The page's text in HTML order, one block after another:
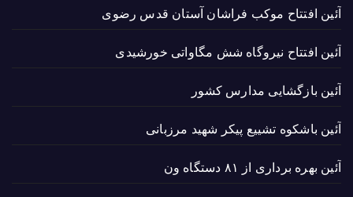
آئین افتتاح موکب فراشان آستان قدس رضوی
آئین افتتاح نیروگاه شش مگاواتی خورشیدی
آئین بازگشایی مدارس کشور
آئین باشکوه تشییع پیکر شهید مرزبانی
آئین بهره برداری از ۸۱ دستگاه ون